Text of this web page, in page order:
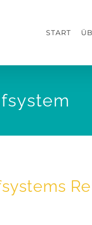
START